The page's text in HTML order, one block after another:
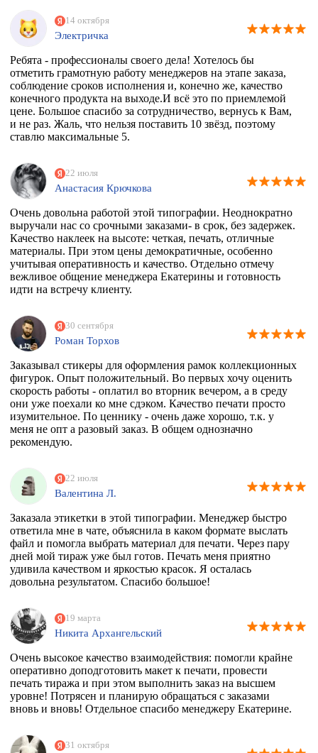
14 октября
Электричка
Ребята - профессионалы своего дела! Хотелось бы
отметить грамотную работу менеджеров на этапе заказа,
соблюдение сроков исполнения и, конечно же, качество
конечного продукта на выходе.И всё это по приемлемой
цене. Большое спасибо за сотрудничество, вернусь к Вам,
и не раз. Жаль, что нельзя поставить 10 звёзд, поэтому
ставлю максимальные 5.
22 июля
Анастасия Крючкова
Очень довольна работой этой типографии. Неоднократно
выручали нас со срочными заказами- в срок, без задержек.
Качество наклеек на высоте: четкая, печать, отличные
материалы. При этом цены демократичные, особенно
учитывая оперативность и качество. Отдельно отмечу
вежливое общение менеджера Екатерины и готовность
идти на встречу клиенту.
30 сентября
Роман Торхов
Заказывал стикеры для оформления рамок коллекционных
фигурок. Опыт положительный. Во первых хочу оценить
скорость работы - оплатил во вторник вечером, а в среду
они уже поехали ко мне сдэком. Качество печати просто
изумительное. По ценнику - очень даже хорошо, т.к. у
меня не опт а разовый заказ. В общем однозначно
рекомендую.
22 июля
Валентина Л.
Заказала этикетки в этой типографии. Менеджер быстро
ответила мне в чате, объяснила в каком формате выслать
файл и помогла выбрать материал для печати. Через пару
дней мой тираж уже был готов. Печать меня приятно
удивила качеством и яркостью красок. Я осталась
довольна результатом. Спасибо большое!
19 марта
Никита Архангельский
Очень высокое качество взаимодействия: помогли крайне
оперативно доподготовить макет к печати, провести
печать тиража и при этом выполнить заказ на высшем
уровне! Потрясен и планирую обращаться с заказами
вновь и вновь! Отдельное спасибо менеджеру Екатерине.
31 октября